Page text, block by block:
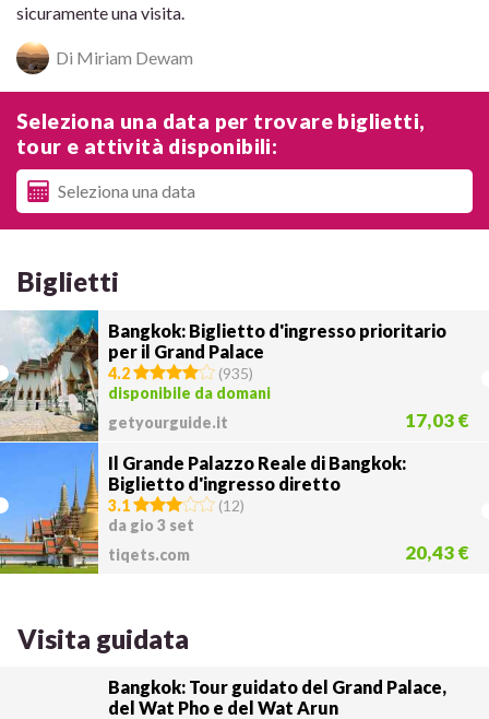
sicuramente una visita.
Di Miriam Dewam
Seleziona una data per trovare biglietti,
tour e attività disponibili:
Biglietti
Bangkok: Biglietto d'ingresso prioritario
per il Grand Palace
4.2 (935)
disponibile da domani
getyourguide.it
17,03 €
Il Grande Palazzo Reale di Bangkok:
Biglietto d'ingresso diretto
3.1 (12)
da gio 3 set
tiqets.com
20,43 €
Visita guidata
Bangkok: Tour guidato del Grand Palace,
del Wat Pho e del Wat Arun